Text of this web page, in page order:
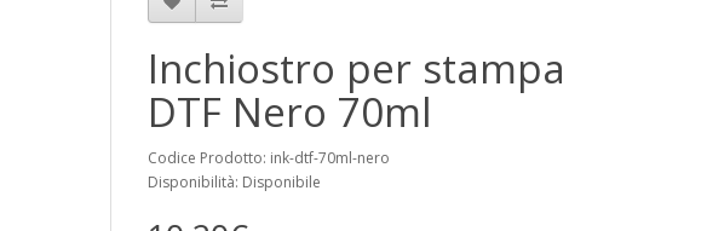
Inchiostro per stampa
DTF Nero 70ml
Codice Prodotto: ink-dtf-70ml-nero
Disponibilità: Disponibile